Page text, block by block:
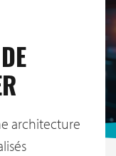
architecture